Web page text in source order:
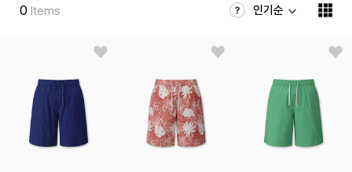
0 Items 인기순